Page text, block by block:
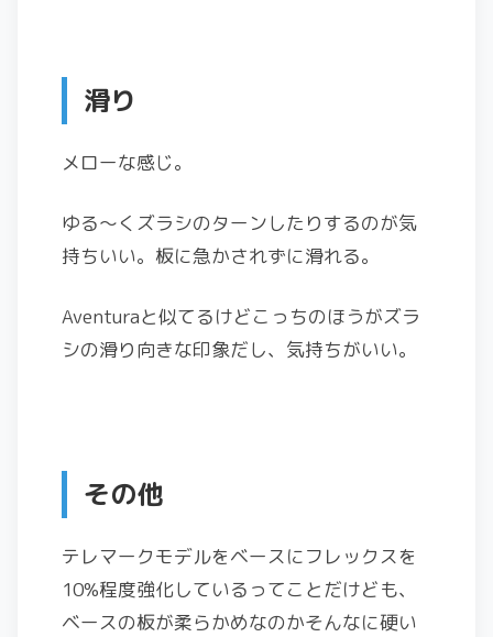
滑り
メローな感じ。
ゆる～くズラシのターンしたりするのが気
持ちいい。板に急かされずに滑れる。
Aventuraと似てるけどこっちのほうがズラ
シの滑り向きな印象だし、気持ちがいい。
その他
テレマークモデルをベースにフレックスを
10%程度強化しているってことだけども、
ベースの板が柔らかめなのかそんなに硬い